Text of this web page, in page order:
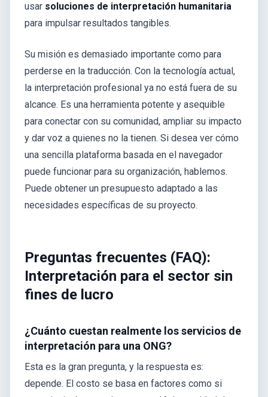
usar soluciones de interpretación humanitaria
para impulsar resultados tangibles.
Su misión es demasiado importante como para
perderse en la traducción. Con la tecnología actual,
la interpretación profesional ya no está fuera de su
alcance. Es una herramienta potente y asequible
para conectar con su comunidad, ampliar su impacto
y dar voz a quienes no la tienen. Si desea ver cómo
una sencilla plataforma basada en el navegador
puede funcionar para su organización, hablemos.
Puede obtener un presupuesto adaptado a las
necesidades específicas de su proyecto.
Preguntas frecuentes (FAQ):
Interpretación para el sector sin
fines de lucro
¿Cuánto cuestan realmente los servicios de
interpretación para una ONG?
Esta es la gran pregunta, y la respuesta es:
depende. El costo se basa en factores como si